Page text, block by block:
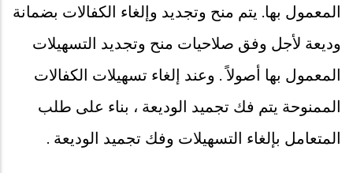
المعمول بها. يتم منح وتجديد وإلغاء الكفالات بضمانة
وديعة لأجل وفق صلاحيات منح وتجديد التسهيلات
المعمول بها أصولاً . وعند إلغاء تسهيلات الكفالات
الممنوحة يتم فك تجميد الوديعة ، بناء على طلب
المتعامل بإلغاء التسهيلات وفك تجميد الوديعة .